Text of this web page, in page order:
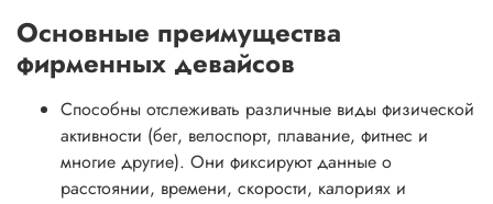
Основные преимущества
фирменных девайсов
Способны отслеживать различные виды физической
активности (бег, велоспорт, плавание, фитнес и
многие другие). Они фиксируют данные о
расстоянии, времени, скорости, калориях и